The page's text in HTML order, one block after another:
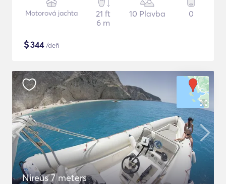
Motorová jachta
21 ft
6 m
10 Plavba 0
$344/deň
Nireus 7 meters